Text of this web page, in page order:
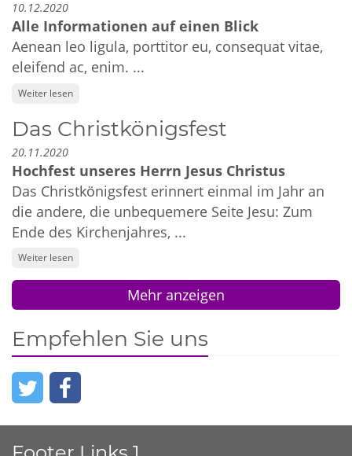
10.12.2020
Alle Informationen auf einen Blick
Aenean leo ligula, porttitor eu, consequat vitae,
eleifend ac, enim. ...
Weiter lesen
Das Christkönigsfest
20.11.2020
Hochfest unseres Herrn Jesus Christus
Das Christkönigsfest erinnert einmal im Jahr an
die andere, die unbequemere Seite Jesu: Zum
Ende des Kirchenjahres, ...
Weiter lesen
Mehr anzeigen
Empfehlen Sie uns